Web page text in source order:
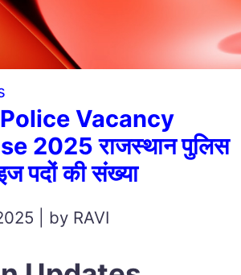
Vacancy
2025 राजस्थान पुलिस
पदों की संख्या
| by RAVI